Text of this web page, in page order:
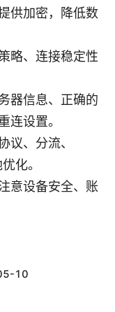
供加密，降低数
略、连接稳定性
器信息、正确的
连设置。
议、分流、
化。
意设备安全、账
10